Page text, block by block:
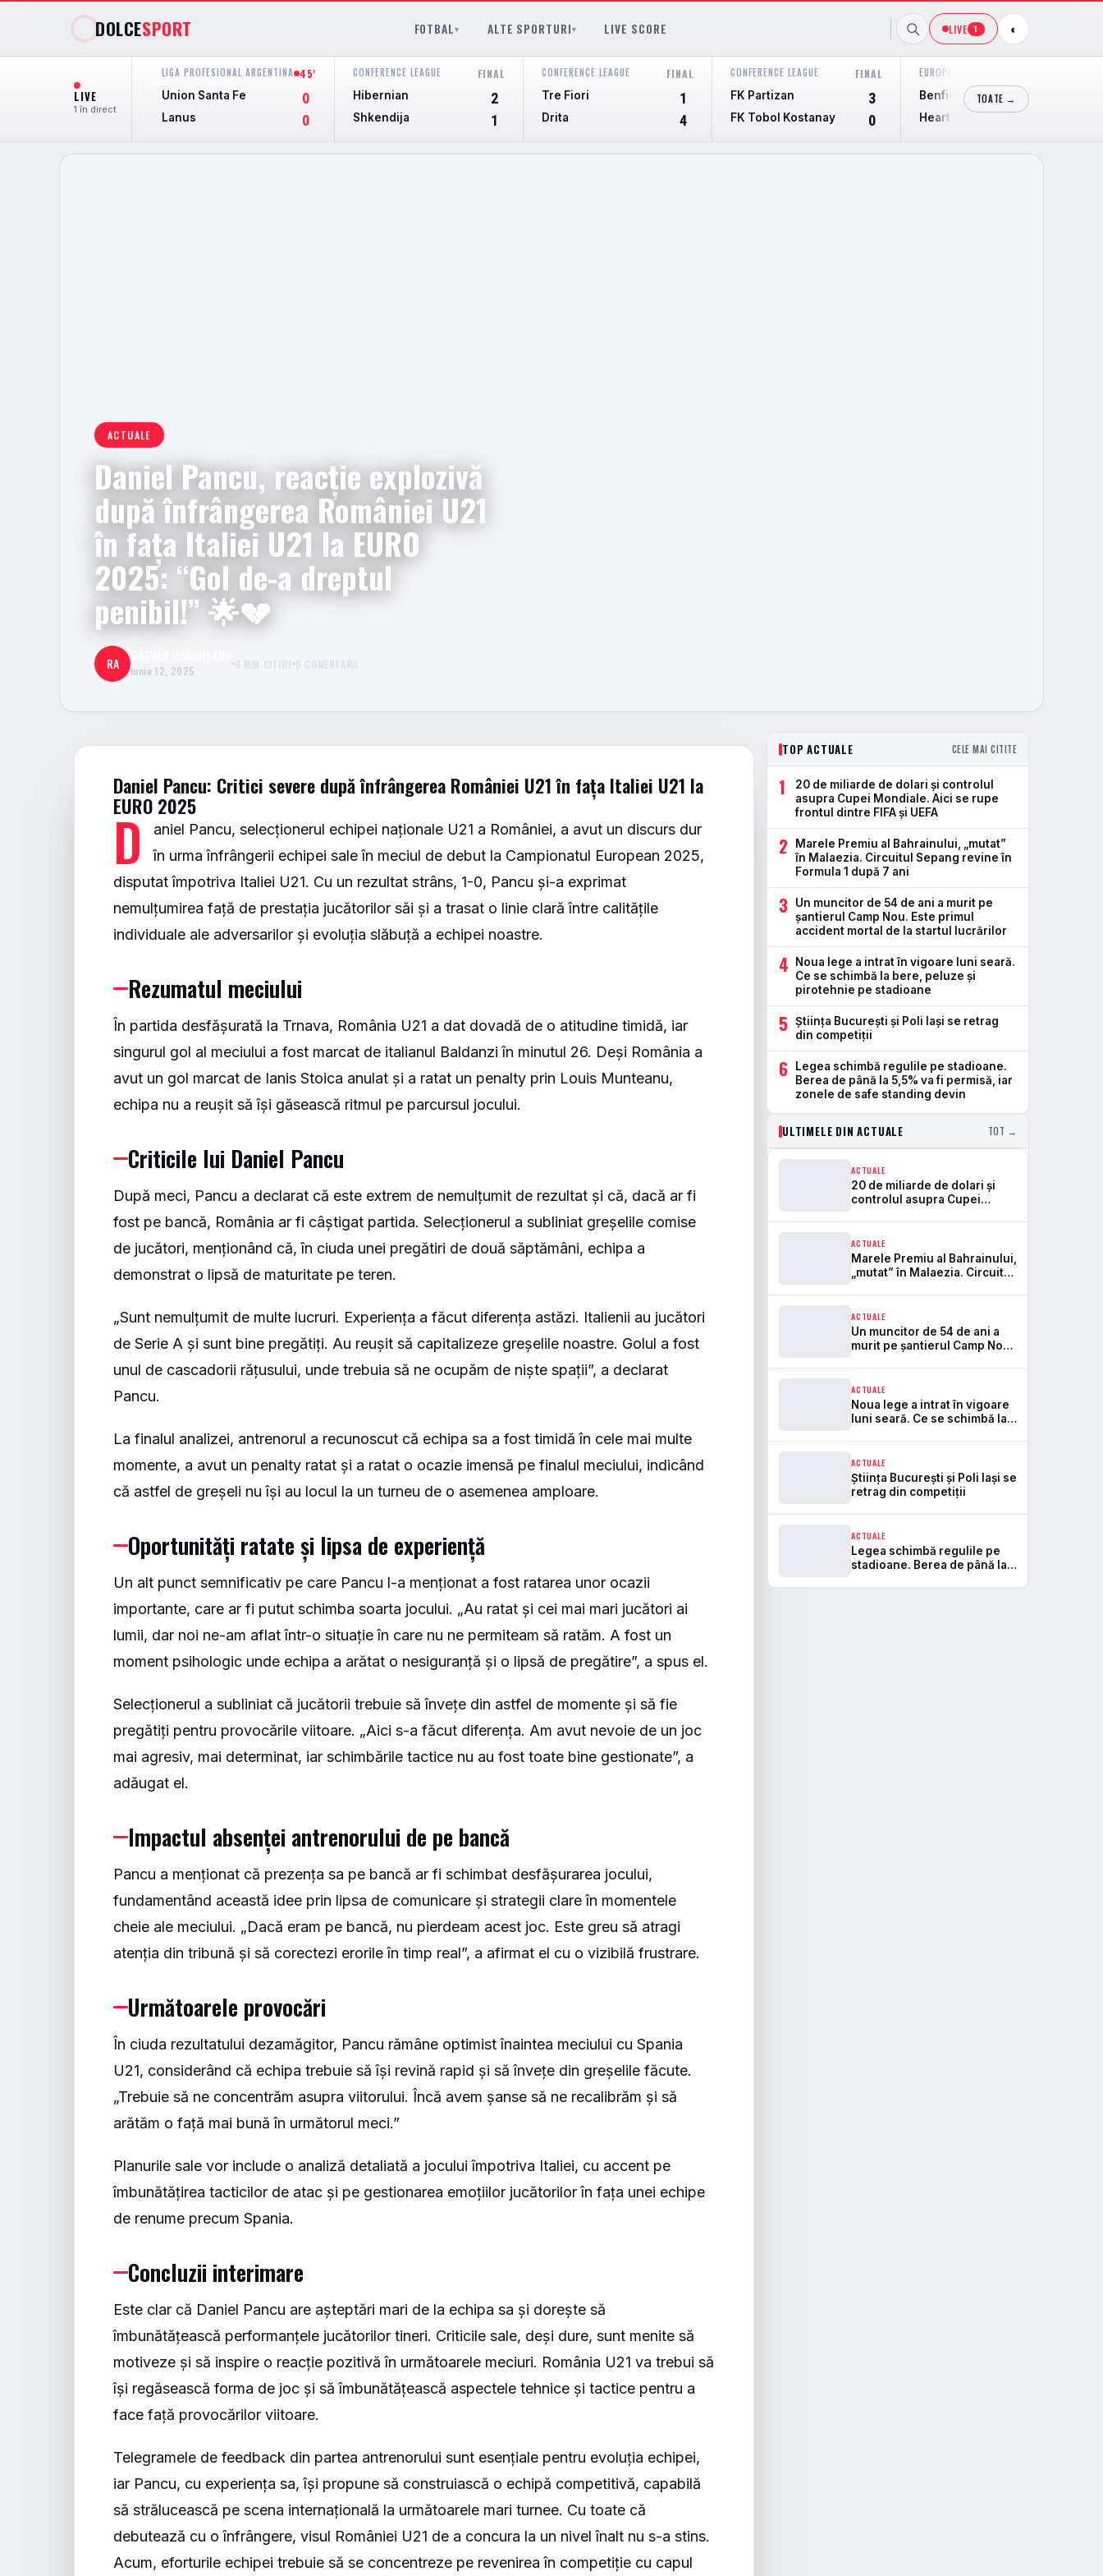
DOLCESPORT FOTBAL▾ ALTE SPORTURI▾ LIVE SCORE LIVE 1 ◐
LIVE
1 în direct
LIGA PROFESIONAL ARGENTINA 45'
Union Santa Fe 0
Lanus 0
CONFERENCE LEAGUE FINAL
Hibernian 2
Shkendija 1
CONFERENCE LEAGUE FINAL
Tre Fiori 1
Drita 4
CONFERENCE LEAGUE FINAL
FK Partizan 3
FK Tobol Kostanay 0
EUROPA LEAGUE
Benfica
Heart Of Midlothian
TOATE →
ACTUALE
Daniel Pancu, reacție explozivă
după înfrângerea României U21
în fața Italiei U21 la EURO
2025: “Gol de-a dreptul
penibil!” 🌟💔
RA iunie 12, 2025 4 MIN CITIRE 0 COMENTARII
Daniel Pancu: Critici severe după înfrângerea României U21 în fața Italiei U21 la
EURO 2025
D
aniel Pancu, selecționerul echipei naționale U21 a României, a avut un discurs dur
în urma înfrângerii echipei sale în meciul de debut la Campionatul European 2025,
disputat împotriva Italiei U21. Cu un rezultat strâns, 1-0, Pancu și-a exprimat
nemulțumirea față de prestația jucătorilor săi și a trasat o linie clară între calitățile
individuale ale adversarilor și evoluția slăbuță a echipei noastre.
Rezumatul meciului
În partida desfășurată la Trnava, România U21 a dat dovadă de o atitudine timidă, iar
singurul gol al meciului a fost marcat de italianul Baldanzi în minutul 26. Deși România a
avut un gol marcat de Ianis Stoica anulat și a ratat un penalty prin Louis Munteanu,
echipa nu a reușit să își găsească ritmul pe parcursul jocului.
Criticile lui Daniel Pancu
După meci, Pancu a declarat că este extrem de nemulțumit de rezultat și că, dacă ar fi
fost pe bancă, România ar fi câștigat partida. Selecționerul a subliniat greșelile comise
de jucători, menționând că, în ciuda unei pregătiri de două săptămâni, echipa a
demonstrat o lipsă de maturitate pe teren.
„Sunt nemulțumit de multe lucruri. Experiența a făcut diferența astăzi. Italienii au jucători
de Serie A și sunt bine pregătiți. Au reușit să capitalizeze greșelile noastre. Golul a fost
unul de cascadorii rățusului, unde trebuia să ne ocupăm de niște spații”, a declarat
Pancu.
La finalul analizei, antrenorul a recunoscut că echipa sa a fost timidă în cele mai multe
momente, a avut un penalty ratat și a ratat o ocazie imensă pe finalul meciului, indicând
că astfel de greșeli nu își au locul la un turneu de o asemenea amploare.
Oportunități ratate și lipsa de experiență
Un alt punct semnificativ pe care Pancu l-a menționat a fost ratarea unor ocazii
importante, care ar fi putut schimba soarta jocului. „Au ratat și cei mai mari jucători ai
lumii, dar noi ne-am aflat într-o situație în care nu ne permiteam să ratăm. A fost un
moment psihologic unde echipa a arătat o nesiguranță și o lipsă de pregătire”, a spus el.
Selecționerul a subliniat că jucătorii trebuie să învețe din astfel de momente și să fie
pregătiți pentru provocările viitoare. „Aici s-a făcut diferența. Am avut nevoie de un joc
mai agresiv, mai determinat, iar schimbările tactice nu au fost toate bine gestionate”, a
adăugat el.
Impactul absenței antrenorului de pe bancă
Pancu a menționat că prezența sa pe bancă ar fi schimbat desfășurarea jocului,
fundamentând această idee prin lipsa de comunicare și strategii clare în momentele
cheie ale meciului. „Dacă eram pe bancă, nu pierdeam acest joc. Este greu să atragi
atenția din tribună și să corectezi erorile în timp real”, a afirmat el cu o vizibilă frustrare.
Următoarele provocări
În ciuda rezultatului dezamăgitor, Pancu rămâne optimist înaintea meciului cu Spania
U21, considerând că echipa trebuie să își revină rapid și să învețe din greșelile făcute.
„Trebuie să ne concentrăm asupra viitorului. Încă avem șanse să ne recalibrăm și să
arătăm o față mai bună în următorul meci.”
Planurile sale vor include o analiză detaliată a jocului împotriva Italiei, cu accent pe
îmbunătățirea tacticilor de atac și pe gestionarea emoțiilor jucătorilor în fața unei echipe
de renume precum Spania.
Concluzii interimare
Este clar că Daniel Pancu are așteptări mari de la echipa sa și dorește să
îmbunătățească performanțele jucătorilor tineri. Criticile sale, deși dure, sunt menite să
motiveze și să inspire o reacție pozitivă în următoarele meciuri. România U21 va trebui să
își regăsească forma de joc și să îmbunătățească aspectele tehnice și tactice pentru a
face față provocărilor viitoare.
Telegramele de feedback din partea antrenorului sunt esențiale pentru evoluția echipei,
iar Pancu, cu experiența sa, își propune să construiască o echipă competitivă, capabilă
să strălucească pe scena internațională la următoarele mari turnee. Cu toate că
debutează cu o înfrângere, visul României U21 de a concura la un nivel înalt nu s-a stins.
Acum, eforturile echipei trebuie să se concentreze pe revenirea în competiție cu capul
TOP ACTUALE CELE MAI CITITE
1
20 de miliarde de dolari și controlul
asupra Cupei Mondiale. Aici se rupe
frontul dintre FIFA și UEFA
2
Marele Premiu al Bahrainului, „mutat”
în Malaezia. Circuitul Sepang revine în
Formula 1 după 7 ani
3
Un muncitor de 54 de ani a murit pe
șantierul Camp Nou. Este primul
accident mortal de la startul lucrărilor
4
Noua lege a intrat în vigoare luni seară.
Ce se schimbă la bere, peluze și
pirotehnie pe stadioane
5
Știința București și Poli Iași se retrag
din competiții
6
Legea schimbă regulile pe stadioane.
Berea de până la 5,5% va fi permisă, iar
zonele de safe standing devin
ULTIMELE DIN ACTUALE TOT →
ACTUALE
20 de miliarde de dolari și
controlul asupra Cupei
frontul dintre FIFA și UEFA
ACTUALE
Marele Premiu al Bahrainului,
„mutat” în Malaezia. Circuitul
după 7 ani
ACTUALE
Un muncitor de 54 de ani a
murit pe șantierul Camp Nou.
de la startul lucrărilor
ACTUALE
Noua lege a intrat în vigoare
luni seară. Ce se schimbă la
stadioane
ACTUALE
Știința București și Poli Iași se
retrag din competiții
ACTUALE
Legea schimbă regulile pe
stadioane. Berea de până la